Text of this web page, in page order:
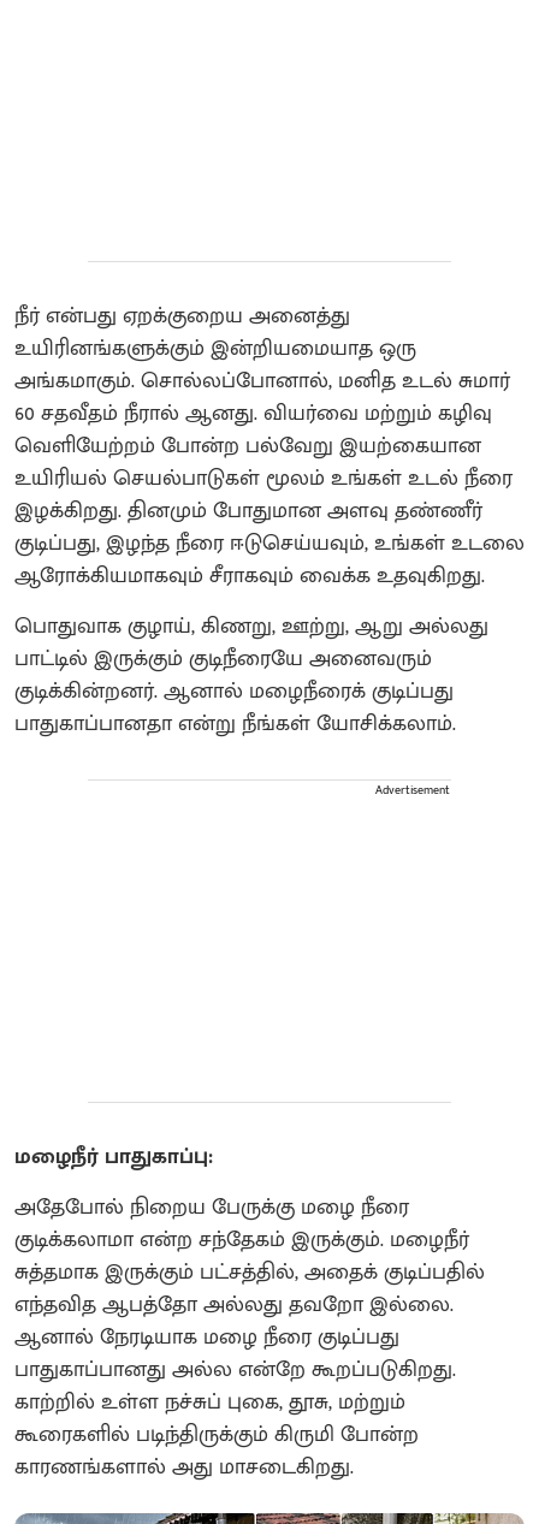
நீர் என்பது ஏறக்குறைய அனைத்து
உயிரினங்களுக்கும் இன்றியமையாத ஒரு
அங்கமாகும். சொல்லப்போனால், மனித உடல் சுமார்
60 சதவீதம் நீரால் ஆனது. வியர்வை மற்றும் கழிவு
வெளியேற்றம் போன்ற பல்வேறு இயற்கையான
உயிரியல் செயல்பாடுகள் மூலம் உங்கள் உடல் நீரை
இழக்கிறது. தினமும் போதுமான அளவு தண்ணீர்
குடிப்பது, இழந்த நீரை ஈடுசெய்யவும், உங்கள் உடலை
ஆரோக்கியமாகவும் சீராகவும் வைக்க உதவுகிறது.
பொதுவாக குழாய், கிணறு, ஊற்று, ஆறு அல்லது
பாட்டில் இருக்கும் குடிநீரையே அனைவரும்
குடிக்கின்றனர். ஆனால் மழைநீரைக் குடிப்பது
பாதுகாப்பானதா என்று நீங்கள் யோசிக்கலாம்.
Advertisement
மழைநீர் பாதுகாப்பு:
அதேபோல் நிறைய பேருக்கு மழை நீரை
குடிக்கலாமா என்ற சந்தேகம் இருக்கும். மழைநீர்
சுத்தமாக இருக்கும் பட்சத்தில், அதைக் குடிப்பதில்
எந்தவித ஆபத்தோ அல்லது தவறோ இல்லை.
ஆனால் நேரடியாக மழை நீரை குடிப்பது
பாதுகாப்பானது அல்ல என்றே கூறப்படுகிறது.
காற்றில் உள்ள நச்சுப் புகை, தூசு, மற்றும்
கூரைகளில் படிந்திருக்கும் கிருமி போன்ற
காரணங்களால் அது மாசடைகிறது.